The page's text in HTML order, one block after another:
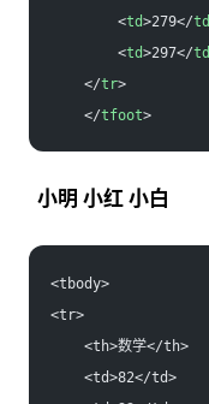
        <
td>279</td
        <
td>297</td
    </
tr>
    </
tfoot>
小明 小红小白
<tbody>
<tr>
    <th>数学</th>
    <td>82</td>